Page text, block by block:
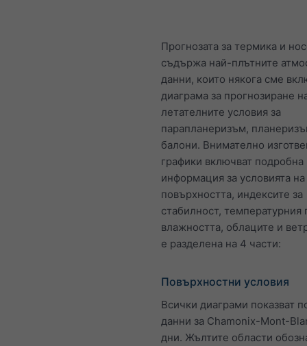
Прогнозата за термика и
съдържа най-плътните
данни, които някога сме
диаграма за прогнозиране
летателните условия за
парапланеризъм,
балони. Внимателно
графики включват подробна
информация за условията на
повърхността, индексите за
стабилност, температурния
влажността, облаците и
е разделена на 4 части:
Повърхностни условия
Всички диаграми показват
данни за Chamonix-Mont-
дни. Жълтите области